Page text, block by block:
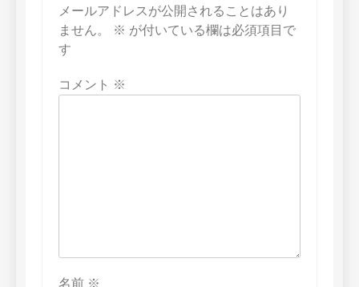
ン
メールアドレスが公開されることはあり
ません。
※ が付いている欄は必須項目で
す
コメント ※